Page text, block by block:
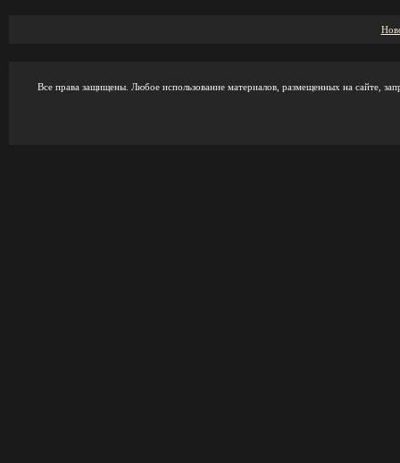
Все права защищены. Любое использование материалов, размещенных на сайте,